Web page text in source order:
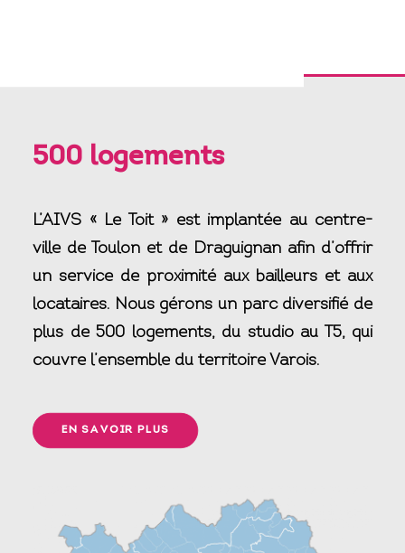
500 logements
L’AIVS « Le Toit » est implantée au centre-
ville de Toulon et de Draguignan afin d’offrir
un service de proximité aux bailleurs et aux
locataires. Nous gérons un parc diversifié de
plus de 500 logements, du studio au T5, qui
couvre l’ensemble du territoire Varois.
EN SAVOIR PLUS